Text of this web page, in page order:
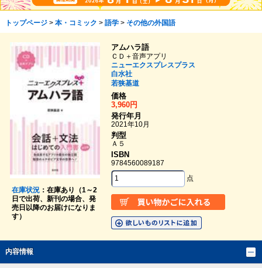
トップページ> 本・コミック > 語学> その他の外国語
在庫状況：在庫あり（1～2
日で出荷、新刊の場合、発
売日以降のお届けになりま
す）
アムハラ語
ＣＤ＋音声アプリ
ニューエクスプレスプラス
白水社
若狭基道
価格
3,960円
発行年月
2021年10月
判型
Ａ５
ISBN
9784560089187
点
内容情報